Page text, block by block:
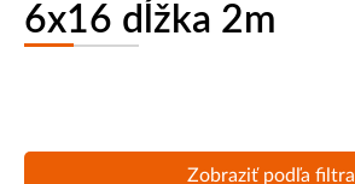
6x16 dĺžka 2m
Zobraziť podľa filtra